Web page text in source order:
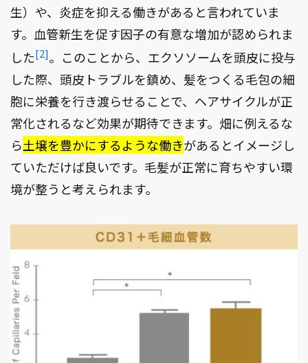
生）や、炎症を抑える働きがあると言われていま
す。血管新生を促す因子の有意な増加が認められま
した[2]。このことから、エクソソームを頭皮に投与
した際、頭皮トラブルを鎮め、髪をつくる毛包の細
胞に栄養を行き渡らせることで、ヘアサイクルが正
常化されるなど効果が期待できます。畑に例えるな
ら土壌を豊かにするような働きがあるとイメージし
ていただけば良いです。毛髪が正常に育ちやすい環
境が整うと考えられます。